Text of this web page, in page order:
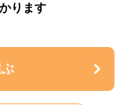
ります